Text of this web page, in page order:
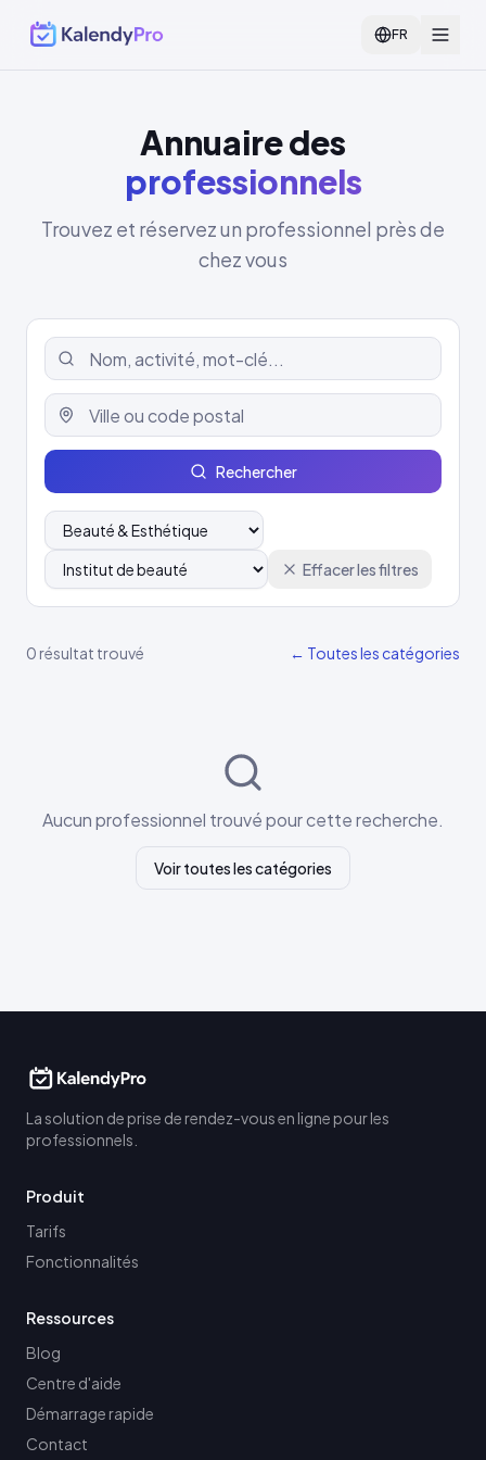
FR
Annuaire des
professionnels
Trouvez et réservez un professionnel près de
chez vous
Rechercher
Effacer les filtres
0 résultat trouvé ← Toutes les catégories
Aucun professionnel trouvé pour cette recherche.
Voir toutes les catégories
La solution de prise de rendez-vous en ligne pour les
professionnels.
Produit
Tarifs
Fonctionnalités
Ressources
Blog
Centre d'aide
Démarrage rapide
Contact